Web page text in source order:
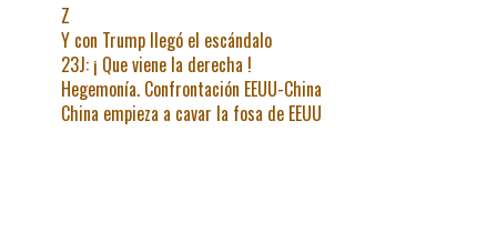
Z
Y con Trump llegó el escándalo
23J: ¡ Que viene la derecha !
Hegemonía. Confrontación EEUU-China
China empieza a cavar la fosa de EEUU